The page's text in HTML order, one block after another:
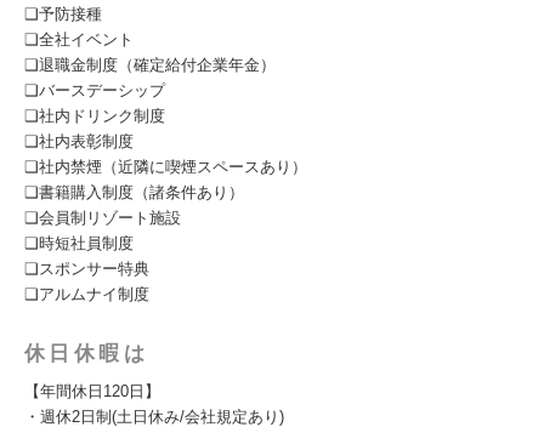
❑予防接種
❑全社イベント
❑退職金制度（確定給付企業年金）
❑バースデーシップ
❑社内ドリンク制度
❑社内表彰制度
❑社内禁煙（近隣に喫煙スペースあり）
❑書籍購入制度（諸条件あり）
❑会員制リゾート施設
❑時短社員制度
❑スポンサー特典
❑アルムナイ制度
休日休暇は
【年間休日120日】
・週休2日制(土日休み/会社規定あり)